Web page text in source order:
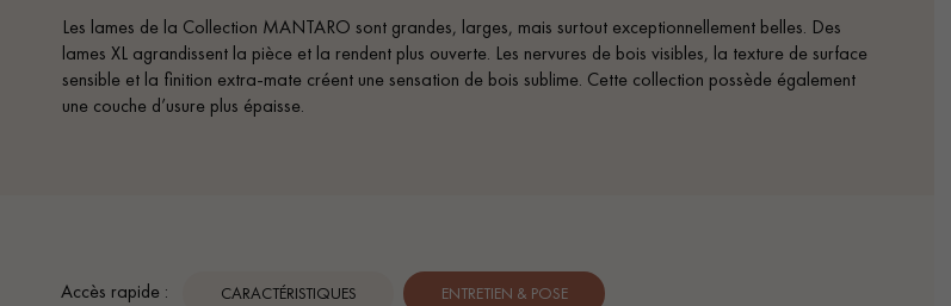
Les lames de la Collection MANTARO sont grandes, larges, mais surtout exceptionnellement belles. Des
lames XL agrandissent la pièce et la rendent plus ouverte. Les nervures de bois visibles, la texture de surface
sensible et la finition extra-mate créent une sensation de bois sublime. Cette collection possède également
une couche d’usure plus épaisse.
Accès rapide : CARACTÉRISTIQUES ENTRETIEN & POSE